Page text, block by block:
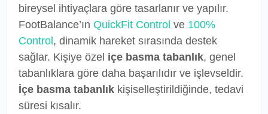
bireysel ihtiyaçlara göre tasarlanır ve yapılır.
FootBalance’ın QuickFit Control ve 100%
Control, dinamik hareket sırasında destek
sağlar. Kişiye özel içe basma tabanlık, genel
tabanlıklara göre daha başarılıdır ve işlevseldir.
İçe basma tabanlık kişiselleştirildiğinde, tedavi
süresi kısalır.